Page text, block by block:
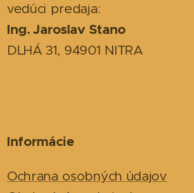
vedúci predaja:
Ing. Jaroslav Stano
DLHÁ 31, 94901 NITRA
Informácie
Ochrana osobných údajov